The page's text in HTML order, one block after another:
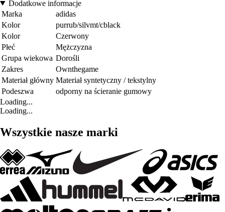
Dodatkowe informacje
Marka
adidas
Kolor
purrub/silvmt/cblack
Kolor
Czerwony
Płeć
Mężczyzna
Grupa wiekowa Dorośli
Zakres
Ownthegame
Materiał główny Materiał syntetyczny / tekstylny
Podeszwa
odporny na ścieranie gumowy
Loading...
Loading...
Wszystkie nasze marki